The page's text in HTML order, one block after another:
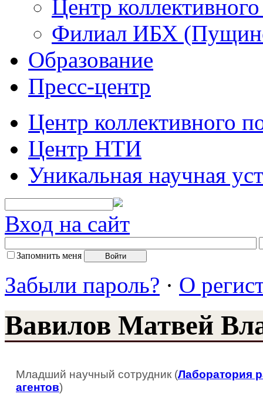
Центр
Филиал ИБХ
Образование
Пресс-центр
Центр коллективного
Центр НТИ
Уникальная научная
Вход на сайт
Запомнить меня
Забыли пароль? · О
Вавилов Матвей
Младший научный сотрудник (Лаборатория
агентов)